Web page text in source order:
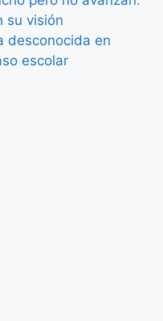
su visión
desconocida en
escolar